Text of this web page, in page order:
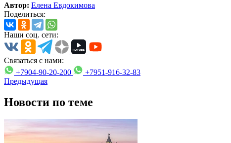
Автор: Елена Евдокимова
Поделиться:
Наши соц. сети:
Связаться с нами:
+7904-90-20-200
+7951-916-32-83
Предыдущая
Новости по теме